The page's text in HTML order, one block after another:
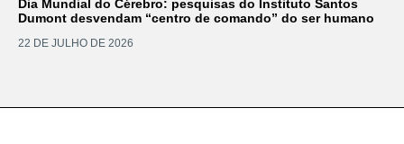
Dia Mundial do Cérebro: pesquisas do Instituto Santos
Dumont desvendam “centro de comando” do ser humano
22 DE JULHO DE 2026